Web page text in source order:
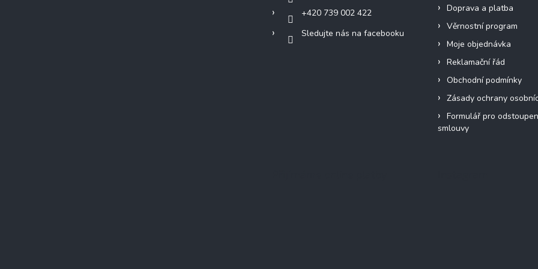
+420 739 002 422
Sledujte nás na facebooku
Doprava a platba
Věrnostní program
Moje objednávka
Reklamační řád
Obchodní podmínky
Zásady ochrany
Formulář pro
smlouvy